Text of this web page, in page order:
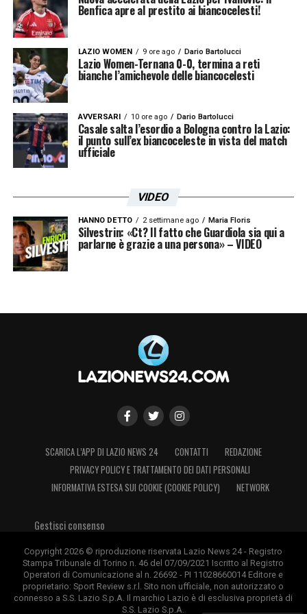
scarso ma che, dietro la scrivania, è un
campione autentico. Infine occorre puntare i
fari sull’allenatore,Inzaghi junior, ora
dominus della panchina, il quale all’inizio
sembrava un tecnico precario, poi invece è
cresciuto e si è rivelato fenomenale. Questa
dei biancocelesti è una storia che merita di
essere celebrata
Iscriviti gratis alla nostra
Newsletter
LA PLAYLIST DELLE NOSTRE TOP NEWS
Benfica apre al prestito ai biancocelesti!
LAZIO WOMEN 9 ore ago Dario Bartolucci
Lazio Women-Ternana 0-0, termina a reti
bianche l’amichevole delle biancocelesti
AVVERSARI 10 ore ago Dario Bartolucci
Casale salta l’esordio a Bologna contro la Lazio:
il punto sull’ex biancoceleste in vista del match
ufficiale
VIDEO
HANNO DETTO 2 settimane ago Maria Floris
Silvestrin: «Ct? Il fatto che Guardiola sia qui a
parlarne è grazie a una persona» – VIDEO
SCARICA L’APP DI LAZIO NEWS 24 CONTATTI
REDAZIONE
PRIVACY POLICY E TRATTAMENTO DEI DATI PERSONALI
INFORMATIVA ESTESA SUI COOKIE (COOKIE POLICY)
NETWORK
Gestisci consenso
Copyright 2026 © riproduzione riservata Lazio News 24 - Registro
Stampa Tribunale di Torino n. 46 del 07/09/2021 Iscritto al Registro
Operatori di Comunicazione al n. 26692 - PI 11028660014 Editore e
proprietario: Sport Review s.r.l. Sito non ufficiale, non autorizzato o
connesso a S.S. Lazio S.p.A. Il marchio Lazio è di esclusiva proprietà di
S.S. Lazio S.p.A.